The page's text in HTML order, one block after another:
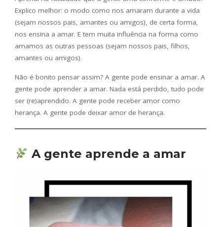
Explico melhor: o modo como nos amaram durante a vida
(sejam nossos pais, amantes ou amigos), de certa forma,
nos ensina a amar. E tem muita influência na forma como
amamos as outras pessoas (sejam nossos pais, filhos,
amantes ou amigos).
Não é bonito pensar assim? A gente pode ensinar a amar. A
gente pode aprender a amar. Nada está perdido, tudo pode
ser (re)aprendido. A gente pode receber amor como
herança. A gente pode deixar amor de herança.
A gente aprende a amar